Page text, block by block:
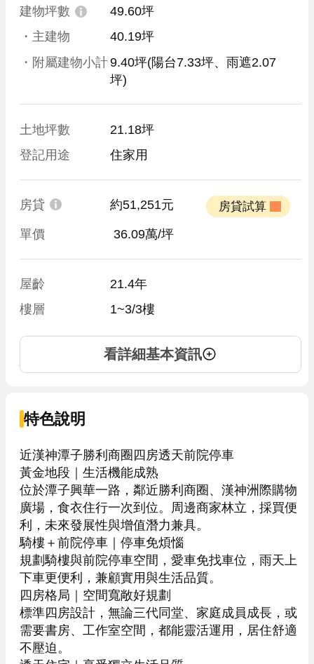
建物坪數
49.60坪
・主建物
40.19坪
・附屬建物小計9.40坪(陽台7.33坪、雨遮2.07
坪)
土地坪數
21.18坪
登記用途
住家用
房貸 約51,251元
單價 36.09萬/坪
屋齡
21.4年
樓層
1~3/3樓
看詳細基本資訊
特色說明
近漢神潭子勝利商圈四房透天前院停車
黃金地段｜生活機能成熟
位於潭子興華一路，鄰近勝利商圈、漢神洲際購物
廣場，食衣住行一次到位。周邊商家林立，採買便
利，未來發展性與增值潛力兼具。
騎樓＋前院停車｜停車免煩惱
規劃騎樓與前院停車空間，愛車免找車位，雨天上
下車更便利，兼顧實用與生活品質。
四房格局｜空間寬敞好規劃
標準四房設計，無論三代同堂、家庭成員成長，或
需要書房、工作室空間，都能靈活運用，居住舒適
不壓迫。